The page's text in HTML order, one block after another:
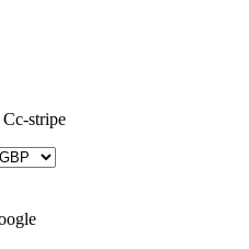
Cc-stripe